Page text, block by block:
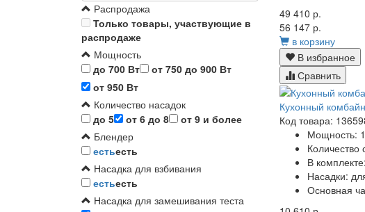
Распродажа
Только товары, участвующие в
распродаже
Мощность
до 700 Вт
от 750 до 900 Вт
от 950 Вт
Количество насадок
до 5
от 6 до 8
от 9 и более
Блендер
естьесть
Насадка для взбивания
естьесть
Насадка для замешивания теста
49 410 р.
56 147 р.
в корзину
В избранное
Сравнить
Кухонный
Код товара:
Мощность:
Количество
В комплекте:
Насадки:
Основная